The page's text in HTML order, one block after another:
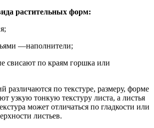
растительных форм:
—наполнители;
свисают по краям горшка или
различаются по текстуре, размеру, форме
узкую тонкую текстуру листа, а листья
может отличаться по гладкости или
листьев.